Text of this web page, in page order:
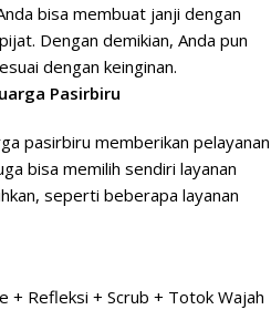
bisa membuat janji dengan
Dengan demikian, Anda pun
dengan keinginan.
Pasirbiru
pasirbiru memberikan pelayanan
bisa memilih sendiri layanan
seperti beberapa layanan
+ Refleksi + Scrub + Totok Wajah